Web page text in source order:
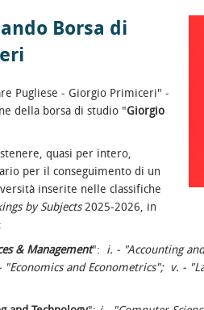
Borsa di
Pugliese - Giorgio Primiceri" -
della borsa di studio "Giorgio
quasi per intero,
per il conseguimento di un
inserite nelle classifiche
by Subjects2025-2026, in
& Management": i. - "Accounting
"Economics and Econometrics"; v. -